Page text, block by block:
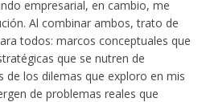
empresarial, en cambio, me
Al combinar ambos, trato de
todos: marcos conceptuales que
que se nutren de
de los dilemas que exploro en mis
de problemas reales que